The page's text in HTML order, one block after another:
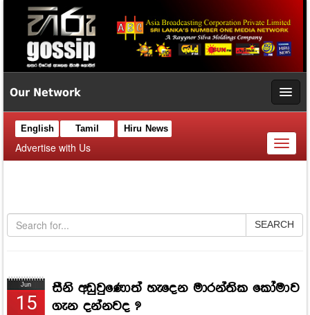
Our Network
English Tamil Hiru News
Advertise with Us
Toggle
SEARCH
Jun
15
සීනි අඩුවුණොත් හැදෙන මාරන්තික කෝමාව
ගැන දන්නවද ?